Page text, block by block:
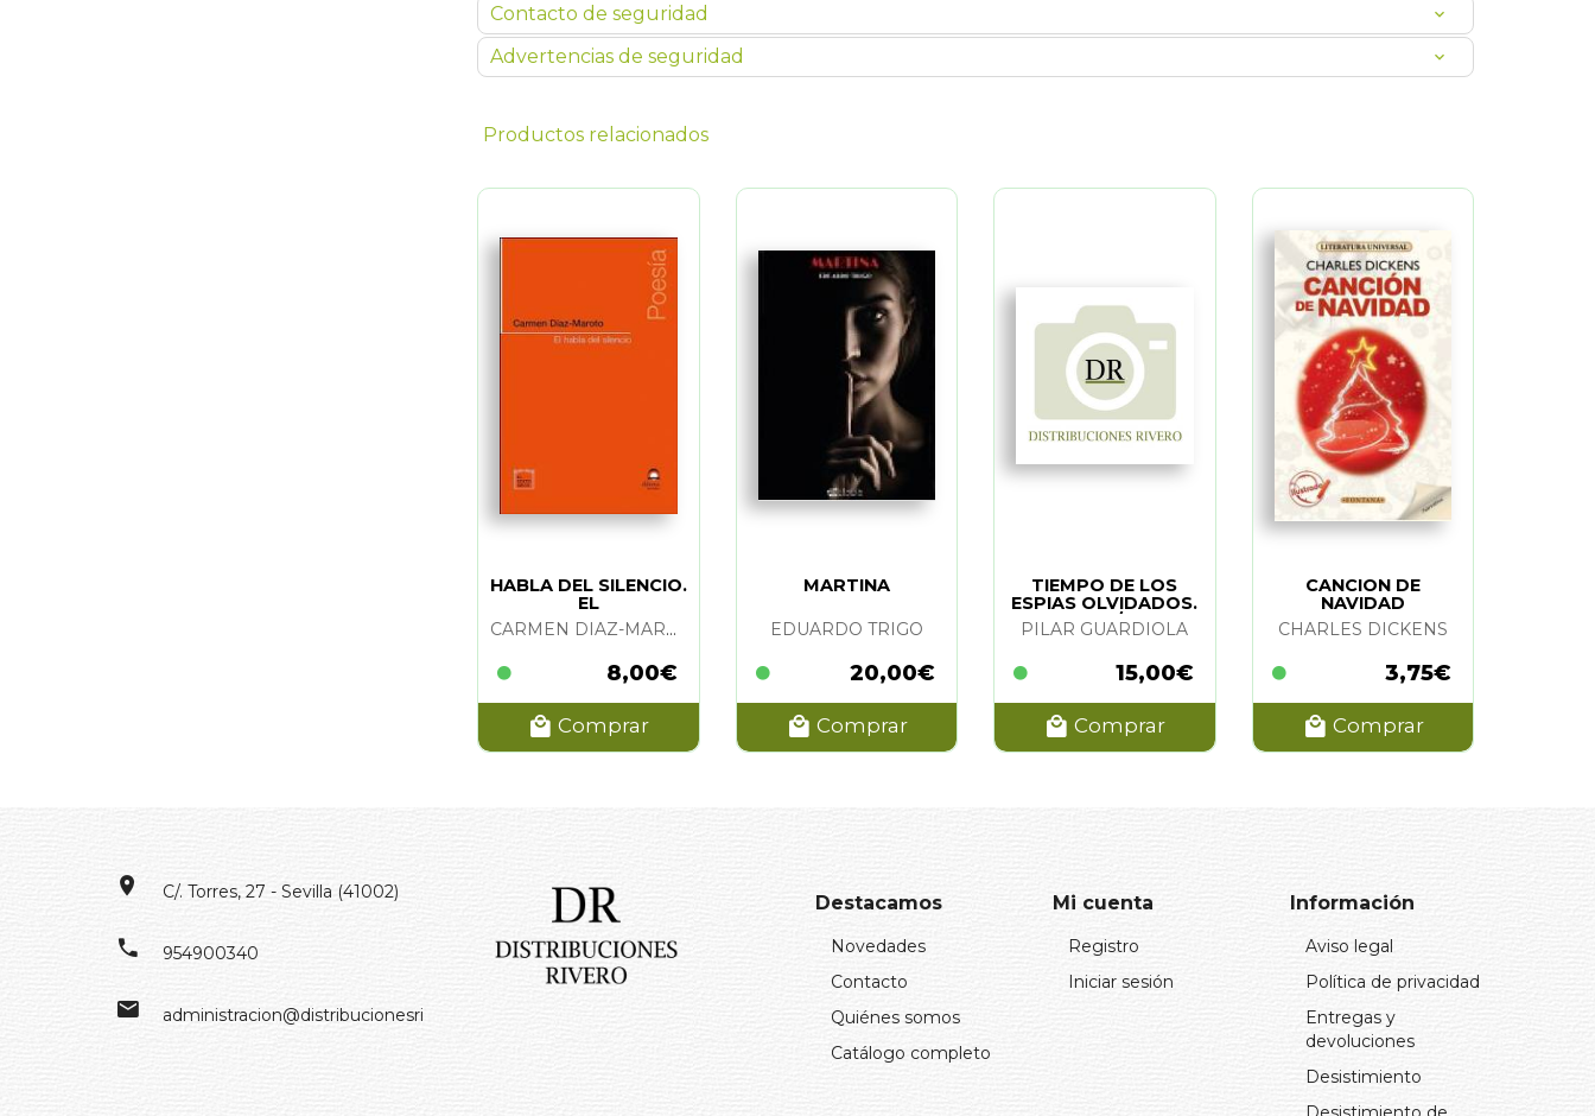
Contacto de seguridad
Advertencias de seguridad
Productos relacionados
HABLA DEL SILENCIO.
EL
CARMEN DIAZ-MAROTO
8,00€
Comprar
MARTINA
EDUARDO TRIGO
20,00€
Comprar
TIEMPO DE LOS
ESPIAS OLVIDADOS.
EL (N/E)
PILAR GUARDIOLA
15,00€
Comprar
CANCION DE
NAVIDAD
CHARLES DICKENS
3,75€
Comprar
C/. Torres, 27 - Sevilla (41002)
954900340
administracion@distribucionesrivero.es
Destacamos
Novedades
Contacto
Quiénes somos
Catálogo completo
Mi cuenta
Registro
Iniciar sesión
Información
Aviso legal
Política de privacidad
Entregas y
devoluciones
Desistimiento